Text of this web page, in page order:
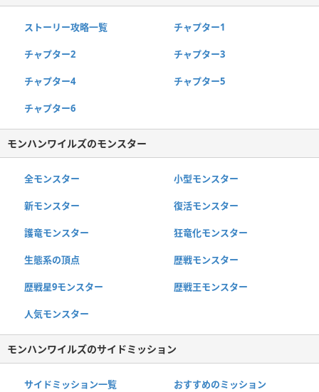
ストーリー攻略一覧 チャプター1
チャプター2 チャプター3
チャプター4 チャプター5
チャプター6
モンハンワイルズのモンスター
全モンスター 小型モンスター
新モンスター 復活モンスター
護竜モンスター 狂竜化モンスター
生態系の頂点 歴戦モンスター
歴戦星9モンスター 歴戦王モンスター
人気モンスター
モンハンワイルズのサイドミッション
サイドミッション一覧 おすすめのミッション